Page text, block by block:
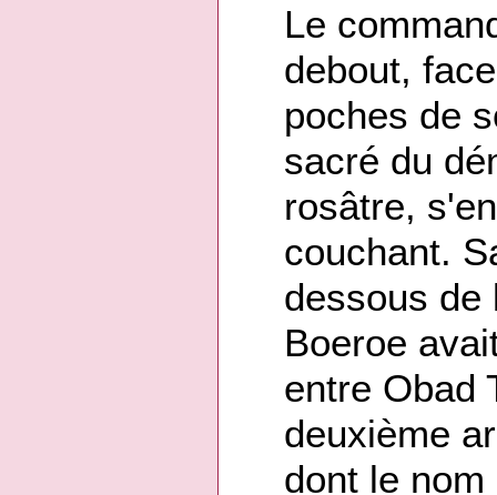
Le
debout,
poches de
sacré du
rosâtre,
couchant.
dessous de
Boeroe
entre Obad
deuxième
dont le